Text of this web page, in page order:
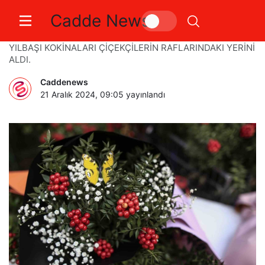
Cadde News
Yılbaşı kokinaları raflarda
YILBAŞI KOKİNALARI ÇİÇEKÇİLERİN RAFLARINDAKI YERİNİ
ALDI.
Caddenews
21 Aralık 2024, 09:05 yayınlandı